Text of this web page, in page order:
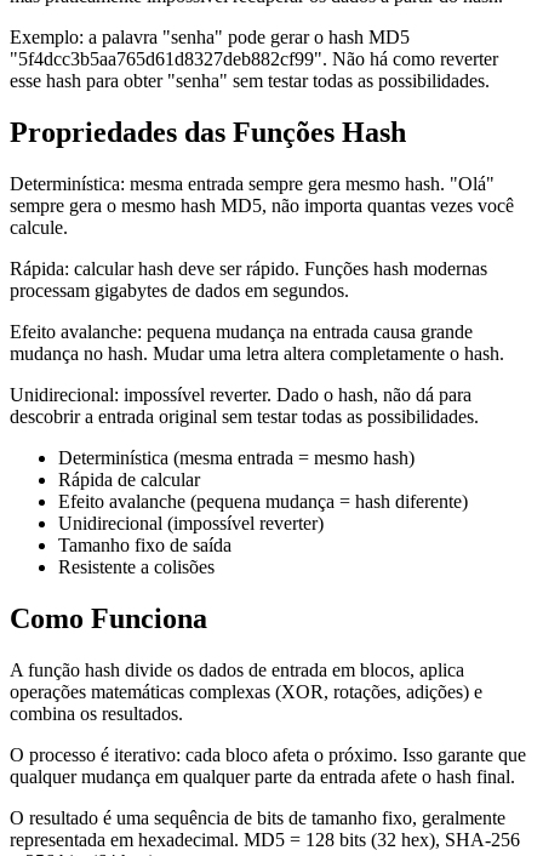
Exemplo: a palavra "senha" pode gerar o hash MD5
"5f4dcc3b5aa765d61d8327deb882cf99". Não há como reverter
esse hash para obter "senha" sem testar todas as possibilidades.
Propriedades das Funções Hash
Determinística: mesma entrada sempre gera mesmo hash. "Olá"
sempre gera o mesmo hash MD5, não importa quantas vezes você
calcule.
Rápida: calcular hash deve ser rápido. Funções hash modernas
processam gigabytes de dados em segundos.
Efeito avalanche: pequena mudança na entrada causa grande
mudança no hash. Mudar uma letra altera completamente o hash.
Unidirecional: impossível reverter. Dado o hash, não dá para
descobrir a entrada original sem testar todas as possibilidades.
Determinística (mesma entrada = mesmo hash)
Rápida de calcular
Efeito avalanche (pequena mudança = hash diferente)
Unidirecional (impossível reverter)
Tamanho fixo de saída
Resistente a colisões
Como Funciona
A função hash divide os dados de entrada em blocos, aplica
operações matemáticas complexas (XOR, rotações, adições) e
combina os resultados.
O processo é iterativo: cada bloco afeta o próximo. Isso garante que
qualquer mudança em qualquer parte da entrada afete o hash final.
O resultado é uma sequência de bits de tamanho fixo, geralmente
representada em hexadecimal. MD5 = 128 bits (32 hex), SHA-256